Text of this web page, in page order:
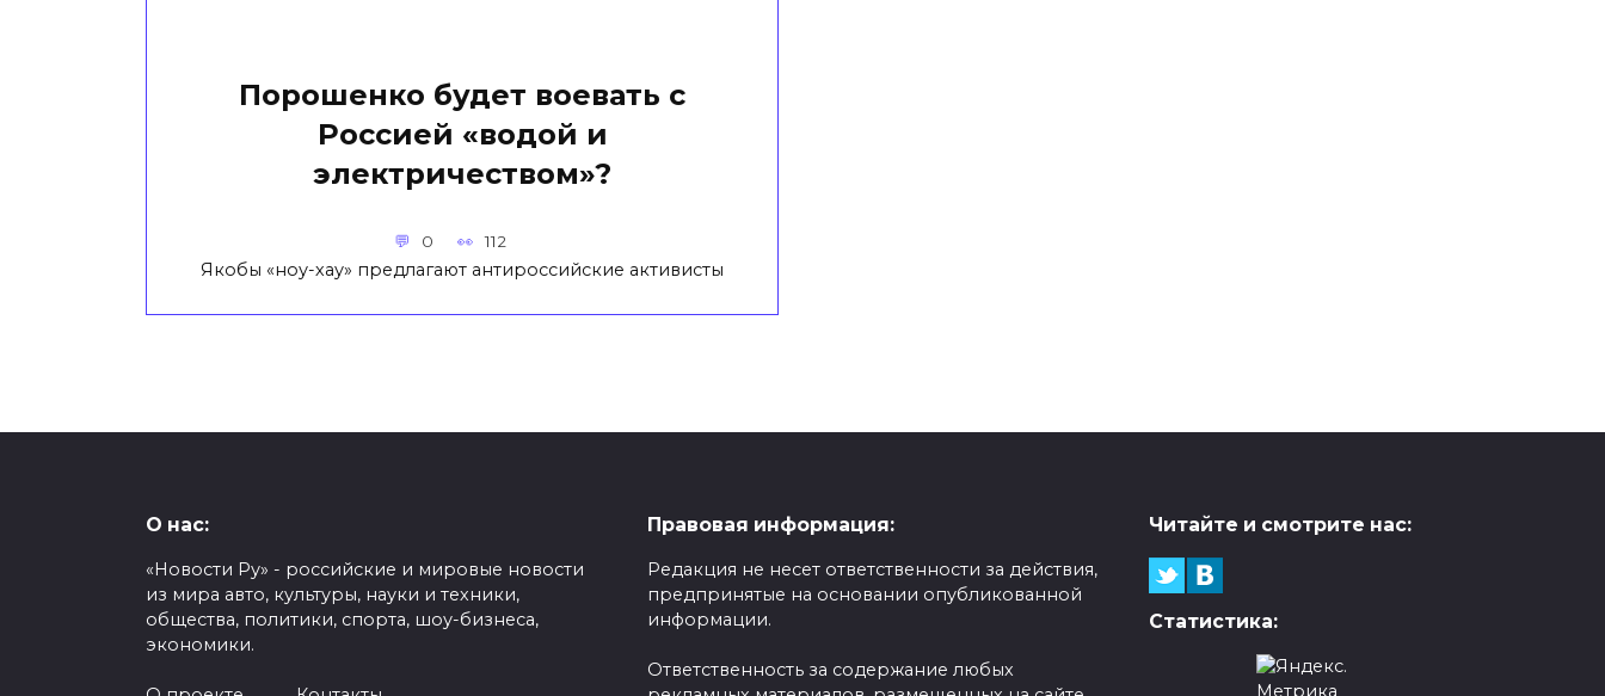
Порошенко будет воевать с
Россией «водой и
электричеством»?
0 112
Якобы «ноу-хау» предлагают антироссийские активисты
О нас:
«Новости Ру» - российские и мировые новости
из мира авто, культуры, науки и техники,
общества, политики, спорта, шоу-бизнеса,
экономики.
Правовая информация:
Редакция не несет ответственности за действия,
предпринятые на основании опубликованной
информации.
Ответственность за содержание любых
Читайте и смотрите нас:
Статистика: